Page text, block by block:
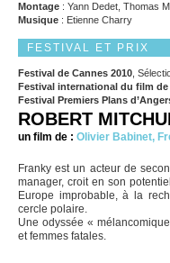
Montage : Yann Dedet, Thomas
Musique : Etienne Charry
FESTIVAL ET PRIX
Festival de Cannes 2010 ,
Festival international du film de
Festival Premiers Plans
ROBERT
un film de : Olivier Babinet,
Franky est un acteur de
manager, croit en son
Europe improbable, à la
cercle polaire.
Une odyssée «
et femmes fatales.